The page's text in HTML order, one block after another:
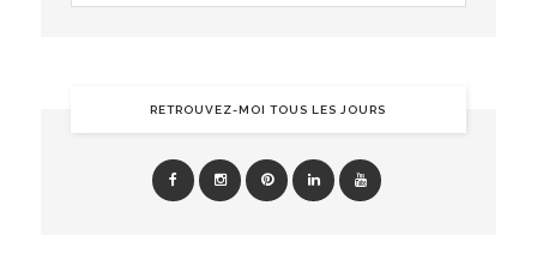
RETROUVEZ-MOI TOUS LES JOURS